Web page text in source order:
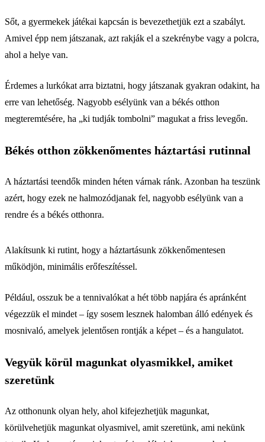
Sőt, a gyermekek játékai kapcsán is bevezethetjük ezt a szabályt.
Amivel épp nem játszanak, azt rakják el a szekrénybe vagy a polcra,
ahol a helye van.
Érdemes a lurkókat arra biztatni, hogy játszanak gyakran odakint, ha
erre van lehetőség. Nagyobb esélyünk van a békés otthon
megteremtésére, ha „ki tudják tombolni” magukat a friss levegőn.
Békés otthon zökkenőmentes háztartási rutinnal
A háztartási teendők minden héten várnak ránk. Azonban ha teszünk
azért, hogy ezek ne halmozódjanak fel, nagyobb esélyünk van a
rendre és a békés otthonra.
Alakítsunk ki rutint, hogy a háztartásunk zökkenőmentesen
működjön, minimális erőfeszítéssel.
Például, osszuk be a tennivalókat a hét több napjára és apránként
végezzük el mindet – így sosem lesznek halomban álló edények és
mosnivaló, amelyek jelentősen rontják a képet – és a hangulatot.
Vegyük körül magunkat olyasmikkel, amiket
szeretünk
Az otthonunk olyan hely, ahol kifejezhetjük magunkat,
körülvehetjük magunkat olyasmivel, amit szeretünk, ami nekünk